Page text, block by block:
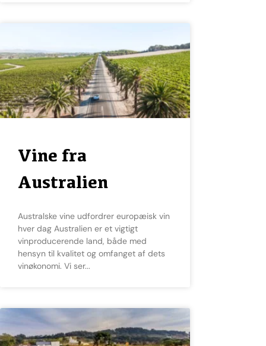
Vine fra
Australien
Australske vine udfordrer europæisk vin
hver dag Australien er et vigtigt
vinproducerende land, både med
hensyn til kvalitet og omfanget af dets
vinøkonomi. Vi ser